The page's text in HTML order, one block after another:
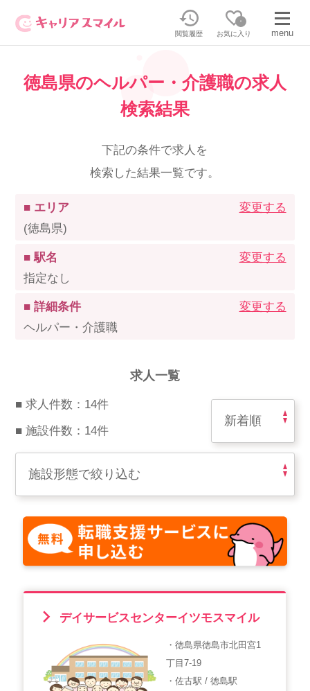
閲覧履歴
0
お気に入り menu
無料相談・お問い合わせはこちら
無料転職相談・お問い合わせの内容を
正社員／パートで働く
派遣で働く
介護の資格取得について
その他のお問い合わせ
採用担当者様はこちら
派遣求人を探す
紹介会社を使うメリットについて
介護・看護のお仕事について
利用者の声
WEB勤怠
支店連絡先一覧
個人情報保護方針 利用規約
お知らせ 採用担当者様へ サイトマップ
徳島県のヘルパー・介護職の求人
検索結果
下記の条件で求人を
検索した結果一覧です。
■ エリア
(徳島県)
変更する
■ 駅名
指定なし
変更する
■ 詳細条件
ヘルパー・介護職
変更する
求人一覧
■ 求人件数：14件
■ 施設件数：14件
デイサービスセンターイツモスマイル
・徳島県徳島市北田宮1
丁目7-19
・佐古駅 / 徳島駅